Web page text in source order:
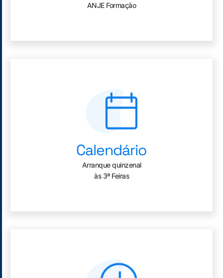
ANJE Formação
Calendário
Arranque quinzenal
às 3ª Feiras